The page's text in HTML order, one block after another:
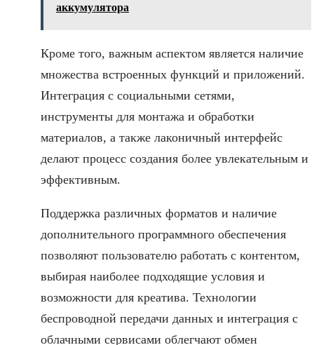
аккумулятора
Кроме того, важным аспектом является наличие
множества встроенных функций и приложений.
Интеграция с социальными сетями,
инструменты для монтажа и обработки
материалов, а также лаконичный интерфейс
делают процесс создания более увлекательным и
эффективным.
Поддержка различных форматов и наличие
дополнительного программного обеспечения
позволяют пользователю работать с контентом,
выбирая наиболее подходящие условия и
возможности для креатива. Технологии
беспроводной передачи данных и интеграция с
облачными сервисами облегчают обмен